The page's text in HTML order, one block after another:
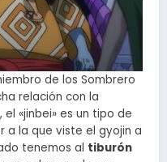
de los Sombrero
relación con la
«jinbei» es un tipo de
a la que viste el gyojin a
tenemos al tiburón